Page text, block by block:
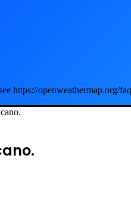
https://openweathermap.org/